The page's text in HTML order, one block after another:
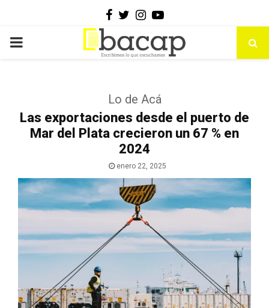
Facebook
Twitter
Instagram
Youtube
PRIMARY
Lo de Acá
Las exportaciones desde el puerto de
Mar del Plata crecieron un 67 % en
2024
enero 22, 2025